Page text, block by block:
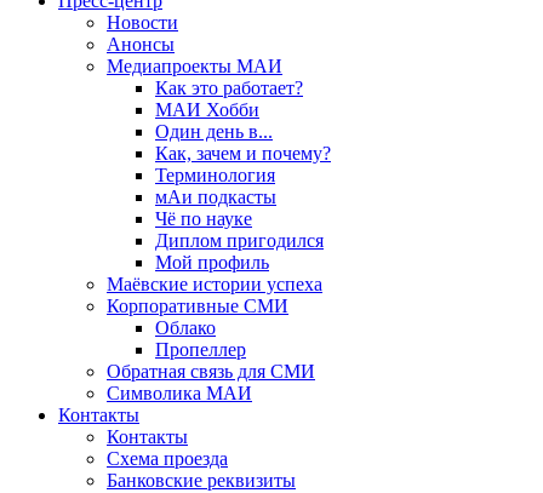
Новости
Анонсы
Медиапроекты МАИ
Как это работает?
МАИ Хобби
Один день в...
Как, зачем и почему?
Терминология
мАи подкасты
Чё по науке
Диплом пригодился
Мой профиль
Маёвские истории успеха
Корпоративные СМИ
Облако
Пропеллер
Обратная связь для СМИ
Символика МАИ
Контакты
Контакты
Схема проезда
Банковские реквизиты